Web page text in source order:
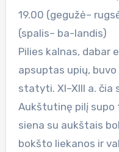
19.00 (gegužė–
(spalis– ba-landis)
Pilies kalnas, dabar
apsuptas upių,
statyti. XI–XIII a. čia
Aukštutinę pilį supo
siena su aukštais
bokšto liekanos ir